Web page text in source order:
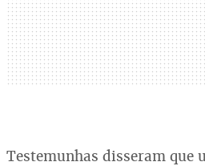
Testemunhas disseram